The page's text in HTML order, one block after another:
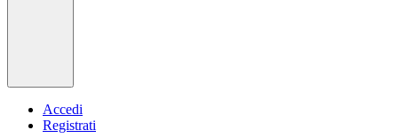
Accedi
Registrati